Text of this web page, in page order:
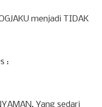
menjadi TIDAK
:
Yang sedari